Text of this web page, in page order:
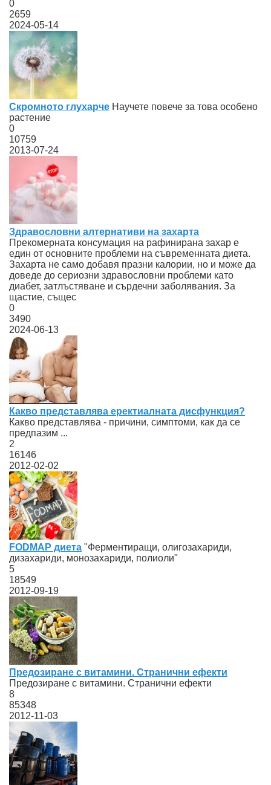
0
2659
2024-05-14
Скромното глухарче Научете повече за това особено
растение
0
10759
2013-07-24
Здравословни алтернативи на захарта
Прекомерната консумация на рафинирана захар е
един от основните проблеми на съвременната диета.
Захарта не само добавя празни калории, но и може да
доведе до сериозни здравословни проблеми като
диабет, затлъстяване и сърдечни заболявания. За
щастие, същес
0
3490
2024-06-13
Какво представлява еректиалната дисфункция?
Какво представлява - причини, симптоми, как да се
предпазим ...
2
16146
2012-02-02
FODMAP диета "Ферментиращи, олигозахариди,
дизахариди, монозахариди, полиоли"
5
18549
2012-09-19
Предозиране с витамини. Странични ефекти
Предозиране с витамини. Странични ефекти
8
85348
2012-11-03